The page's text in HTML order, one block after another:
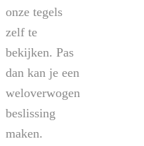
onze tegels
zelf te
bekijken. Pas
dan kan je een
weloverwogen
beslissing
maken.